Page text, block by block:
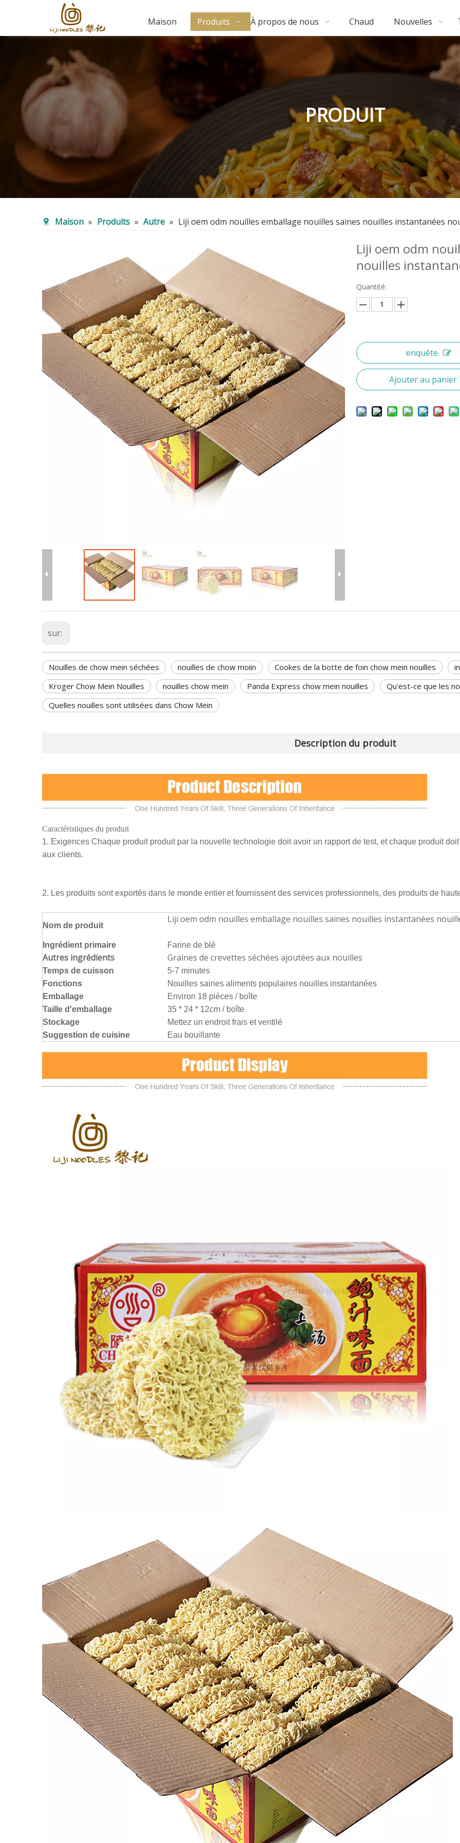
Maison Produits À propos de nous Chaud Nouvelles
PRODUIT
Maison » Produits » Autre » Liji oem odm nouilles emballage nouilles saines nouilles instantanées
Liji oem odm
nouilles
Quantité:
enquête
Ajouter au panier
sur:
Nouilles de chow mein séchées nouilles de chow moiin Cookes de la botte de foin chow mein nouilles
Kroger Chow Mein Nouilles
nouilles chow mein Panda Express chow mein nouilles
Qu'est-ce que les
Quelles nouilles sont utilisées dans Chow Mein
Description du produit
Caractéristiques du produit
1. Exigences Chaque produit produit par la nouvelle technologie doit avoir un rapport de test, et chaque produit
aux clients.
2. Les produits sont exportés dans le monde entier et fournissent des services professionnels, des produits de
Nom de produit
Liji oem odm nouilles emballage nouilles saines nouilles instantanées
Ingrédient primaire Farine de blé
Autres ingrédients Graines de crevettes séchées ajoutées aux nouilles
Temps de cuisson
5-7 minutes
Fonctions
Nouilles saines aliments populaires nouilles instantanées
Emballage
Environ 18 pièces / boîte
Taille d'emballage
35 * 24 * 12cm / boîte
Stockage
Mettez un endroit frais et ventilé
Suggestion de cuisine
Eau bouillante